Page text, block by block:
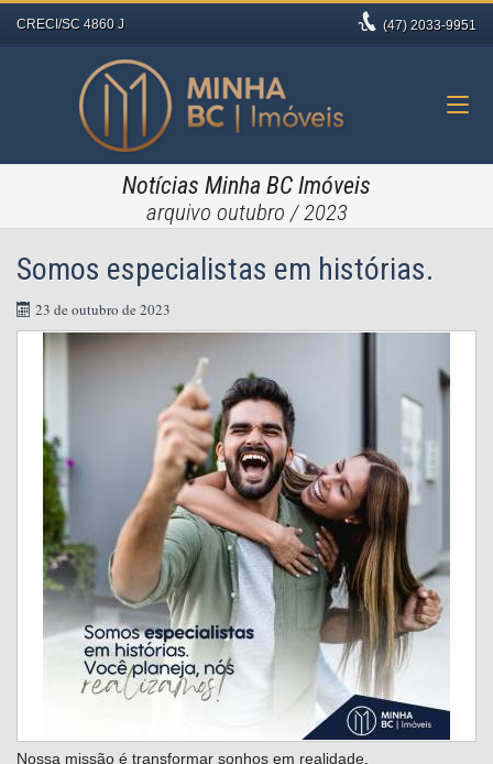
CRECI/SC 4860 J (47) 2033-9951
Notícias Minha BC Imóveis
arquivo outubro / 2023
Somos especialistas em histórias.
23 de outubro de 2023
Nossa missão é transformar sonhos em realidade,